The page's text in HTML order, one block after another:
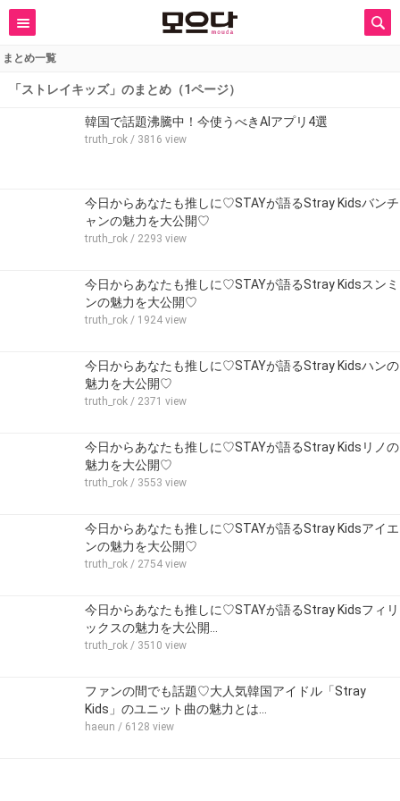
まとめ一覧
「ストレイキッズ」のまとめ（1ページ）
韓国で話題沸騰中！今使うべきAIアプリ4選
truth_rok / 3816 view
今日からあなたも推しに♡STAYが語るStray Kidsバンチ
ャンの魅力を大公開♡
truth_rok / 2293 view
今日からあなたも推しに♡STAYが語るStray Kidsスンミ
ンの魅力を大公開♡
truth_rok / 1924 view
今日からあなたも推しに♡STAYが語るStray Kidsハンの
魅力を大公開♡
truth_rok / 2371 view
今日からあなたも推しに♡STAYが語るStray Kidsリノの
魅力を大公開♡
truth_rok / 3553 view
今日からあなたも推しに♡STAYが語るStray Kidsアイエ
ンの魅力を大公開♡
truth_rok / 2754 view
今日からあなたも推しに♡STAYが語るStray Kidsフィリ
ックスの魅力を大公開…
truth_rok / 3510 view
ファンの間でも話題♡大人気韓国アイドル「Stray
Kids」のユニット曲の魅力とは…
haeun / 6128 view